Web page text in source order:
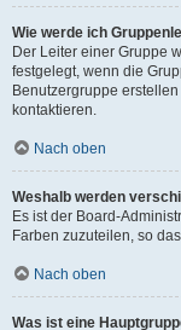
Wie werde ich
Der Leiter einer Gruppe
festgelegt, wenn die
Benutzergruppe
kontaktieren.
Nach oben
Weshalb werden
Es ist der Board-
Farben zuzuteilen, so
Nach oben
Was ist eine